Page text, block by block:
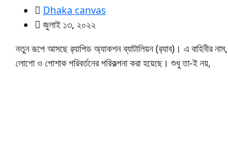
Dhaka canvas
জুলাই ১৩, ২০২২
নতুন রূপে আসছে র‌্যাপিড অ্যাকশন ব্যাটালিয়ন (র‌্যাব)। এ বাহিনীর নাম,
লোগো ও পোশাক পরিবর্তনের পরিকল্পনা করা হয়েছে। শুধু তা-ই নয়,